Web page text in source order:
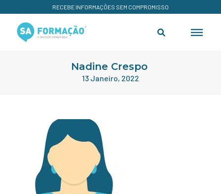
RECEBE INFORMAÇÕES SEM COMPROMISSO
Nadine Crespo
13 Janeiro, 2022